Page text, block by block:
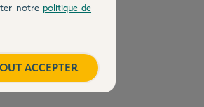
notre politique de
ACCEPTER